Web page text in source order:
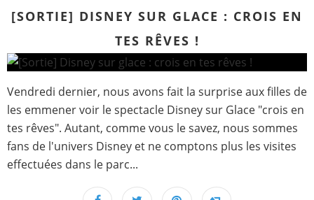
[SORTIE] DISNEY SUR GLACE : CROIS EN
TES RÊVES !
Vendredi dernier, nous avons fait la surprise aux filles de
les emmener voir le spectacle Disney sur Glace "crois en
tes rêves". Autant, comme vous le savez, nous sommes
fans de l'univers Disney et ne comptons plus les visites
effectuées dans le parc...